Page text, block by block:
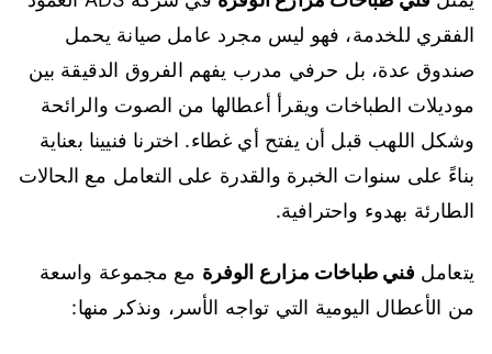
الفقري للخدمة، فهو ليس مجرد عامل صيانة يحمل
صندوق عدة، بل حرفي مدرب يفهم الفروق الدقيقة بين
موديلات الطباخات ويقرأ أعطالها من الصوت والرائحة
وشكل اللهب قبل أن يفتح أي غطاء. اخترنا فنيينا بعناية
بناءً على سنوات الخبرة والقدرة على التعامل مع الحالات
الطارئة بهدوء واحترافية.
يتعامل فني طباخات مزارع الوفرة مع مجموعة واسعة
من الأعطال اليومية التي تواجه الأسر، ونذكر منها: